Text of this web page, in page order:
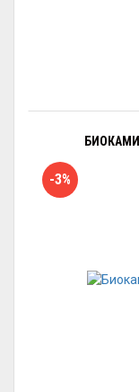
-3%